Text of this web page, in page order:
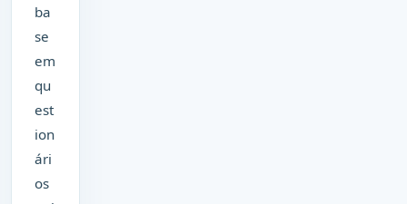
ba
se
em
qu
est
ion
ári
os